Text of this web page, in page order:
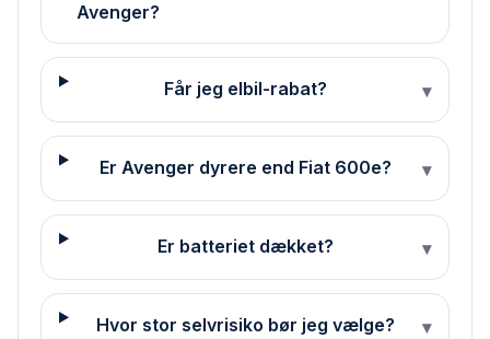
Avenger?
Får jeg elbil-rabat? ▾
Er Avenger dyrere end Fiat 600e? ▾
Er batteriet dækket? ▾
Hvor stor selvrisiko bør jeg vælge? ▾